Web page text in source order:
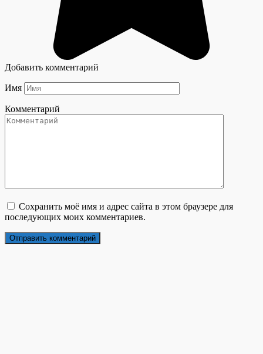
Добавить комментарий
Имя
Комментарий
Сохранить моё имя и адрес сайта в этом браузере для
последующих моих комментариев.